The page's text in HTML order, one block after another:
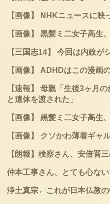
【画像】 NHKニュースに
【画像】 黒髪ミ二女子高
【三国志14】 今回は内政
【画像】 ADHDはこの漫画
【速報】 母親「生後3ヶ月
と遺体を渡された」
【画像】 黒髪ミ二女子高
【画像】 クソかわ薄着ギャ
【朗報】検察さん、安倍晋
仲本工事さん、とても心な
浄土真宗←これが日本仏教